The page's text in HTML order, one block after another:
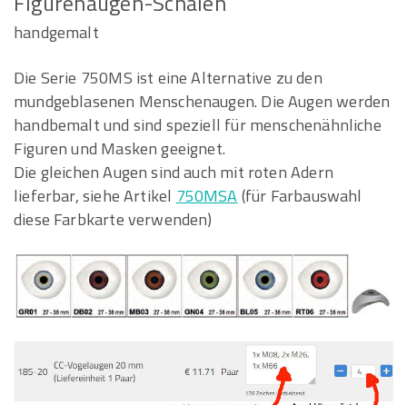
handgemalt
Die Serie 750MS ist eine Alternative zu den
mundgeblasenen Menschenaugen. Die Augen werden
handbemalt und sind speziell für menschenähnliche
Figuren und Masken geeignet.
Die gleichen Augen sind auch mit roten Adern
lieferbar, siehe Artikel 750MSA(für Farbauswahl
diese Farbkarte verwenden)